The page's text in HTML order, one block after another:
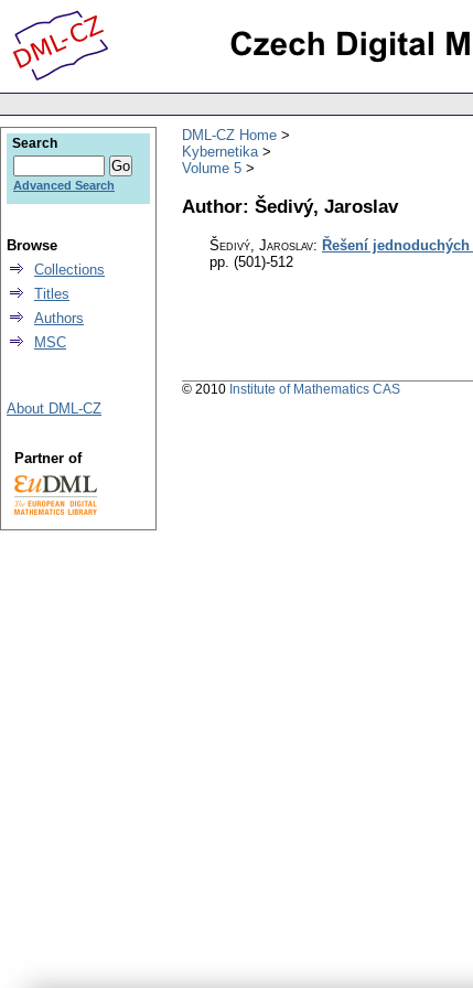
DML-CZ Home
Kybernetika
Volume 5
Author: Šedivý, Jaroslav
Šedivý, Jaroslav: Řešení
pp. (501)-512
Search
Advanced Search
Browse
Collections
Titles
Authors
MSC
About DML-CZ
Partner of
© 2010 Institute of Mathematics CAS